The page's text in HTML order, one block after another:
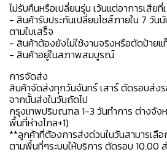
ไม่รับคืนหรือเปลี่ยนรุ่น เว้นแต่อาการเสีย
- สินค้ารับประกันเปลี่ยนไซส์ภายใน 7 วัน
ตามใบเสร็จ
- สินค้าต้องยังไม่ใช้งานจริงหรือตัดป้ายแ
- สินค้าอยู่ในสภาพสมบูรณ์
การจัดส่ง
สินค้าจัดส่งทุกวันจันทร์ เสาร์ ตัดรอบส่งร
จากนั้นส่งในวันถัดไป
กรุงเทพปริมณฑล 1-3 วันทำการ ต่างจัง
พื้นที่ห่างไกล+1)
**ลูกค้าที่ต้องการส่งด่วนในวันสามารเลื
ตามพื้นที่ๆระบบให้บริการ ตัดรอบ 10.00